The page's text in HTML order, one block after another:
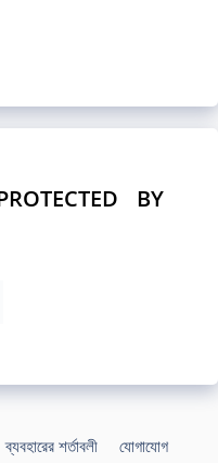
BY
ব্যবহারের শর্তাবলী যোগাযোগ